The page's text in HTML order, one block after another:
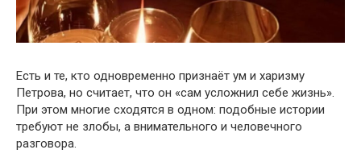
Есть и те, кто одновременно признаёт ум и харизму
Петрова, но считает, что он «сам усложнил себе жизнь».
При этом многие сходятся в одном: подобные истории
требуют не злобы, а внимательного и человечного
разговора.